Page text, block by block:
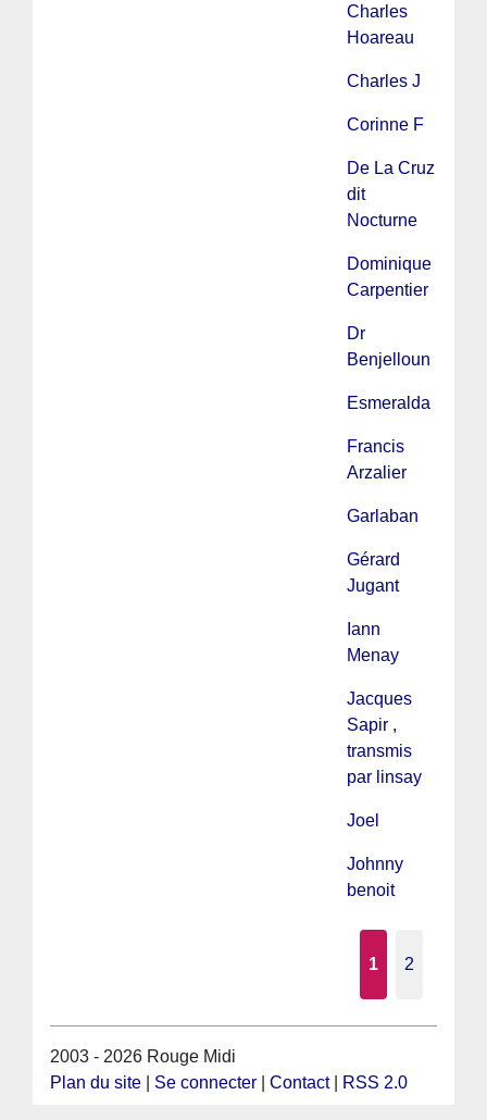
Charles
Hoareau
Charles J
Corinne F
De La Cruz
dit
Nocturne
Dominique
Carpentier
Dr
Benjelloun
Esmeralda
Francis
Arzalier
Garlaban
Gérard
Jugant
Iann
Menay
Jacques
Sapir ,
transmis
par linsay
Joel
Johnny
benoit
1 2
2003 - 2026 Rouge Midi
Plan du site
Se connecter |Contact| RSS 2.0